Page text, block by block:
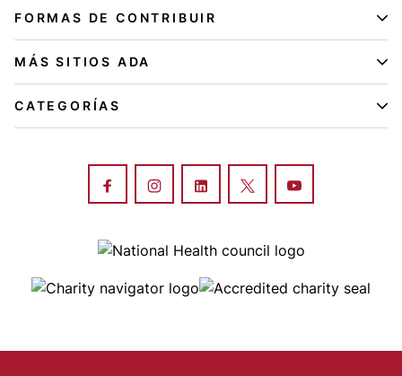
FORMAS DE CONTRIBUIR
MÁS SITIOS ADA
CATEGORÍAS
Image
Image Image